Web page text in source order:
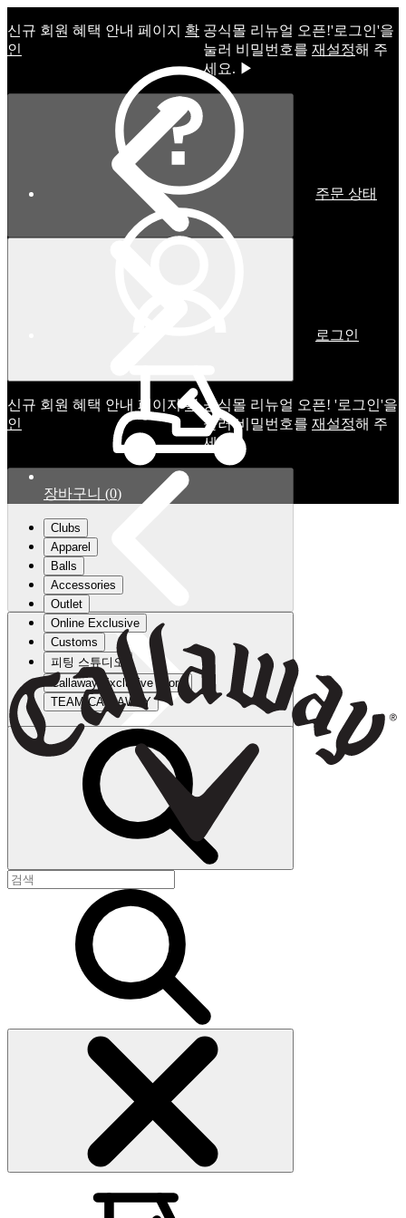
신규 회원 혜택 안내 페이지 확
인
공식몰 리뉴얼 오픈!ㅤ'로그인'을
눌러 비밀번호를 재설정해 주
세요. ▶
신규 회원 혜택 안내 페이지확
인
공식몰 리뉴얼 오픈! '로그인'을
눌러 비밀번호를 재설정해 주
세요.
주문 상태
로그인
장바구니 (0)
Clubs
Apparel
Balls
Accessories
Outlet
Online Exclusive
Customs
피팅 스튜디오
Callaway Exclusive Store
TEAM CALLAWAY